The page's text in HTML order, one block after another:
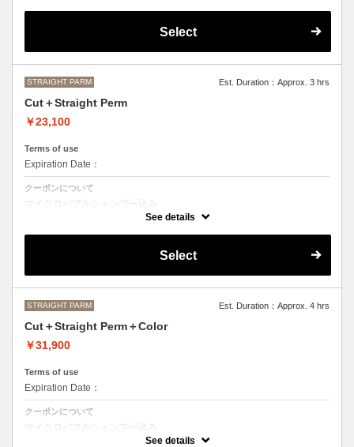
M ¥＋1100 L¥＋1650 LL¥＋2200
Select
STRAIGHT PARM Est. Duration：Approx. 3 hrs
Cut＋Straight Perm
￥23,100
Terms of use
Expiration Date：
クーポンについて
マイクロバブルシャンプー込み
カット＋ストレートパーマ、縮毛矯正、ボリュームダウン
で、ご来店いただいた際にご相談させて頂きます。
●髪の長さにより別途ロング料金を頂戴いたします。
See details
Select
STRAIGHT PARM Est. Duration：Approx. 4 hrs
Cut＋Straight Perm＋Color
￥31,900
Terms of use
Expiration Date：
クーポンについて
マイクロバブルシャンプー込み
カット＋ストレートパーマ、縮毛矯正、ボリュームダウン＋デザインな
See details